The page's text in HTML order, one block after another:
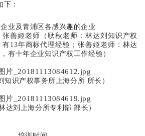
：
业及青浦区各感兴趣的企业
善姬老师（耿秋老师：林达刘知识产权
13年商标代理经验；张善姬老师：林达
有十年企业知识产权工作经验）
知识产权事务所上海分所 所长）
达刘上海分所专利部 部长）